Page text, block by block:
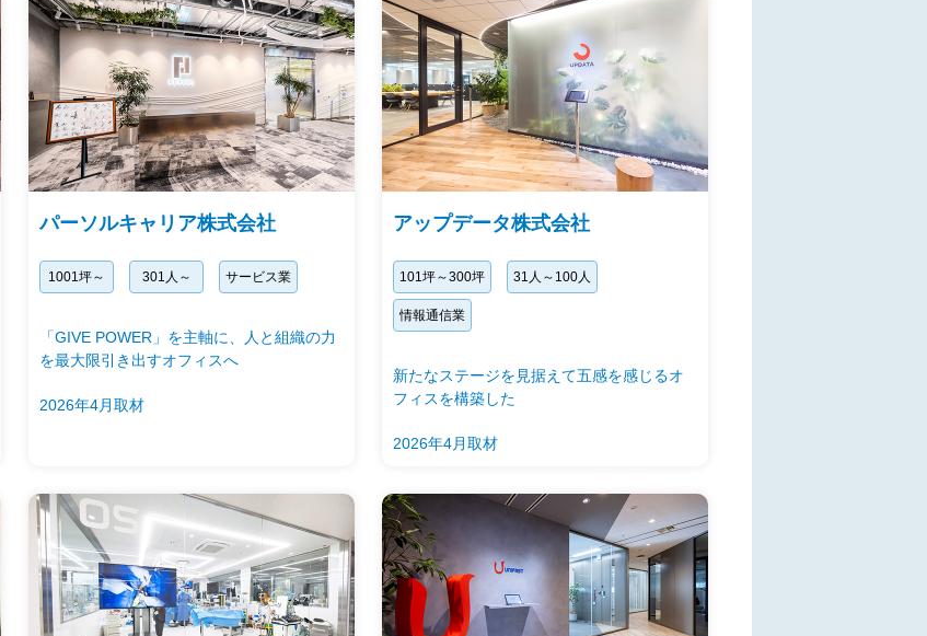
パーソルキャリア株式会社
1001坪～ 301人～ サービス業
「GIVE POWER」を主軸に、人と組織の力
を最大限引き出すオフィスへ
2026年4月取材
アップデータ株式会社
101坪～300坪 31人～100人
情報通信業
新たなステージを見据えて五感を感じるオ
フィスを構築した
2026年4月取材